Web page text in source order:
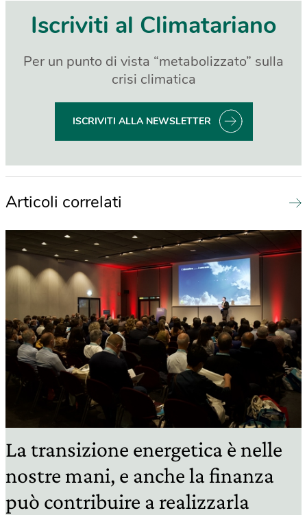
Iscriviti al Climatariano
Per un punto di vista “metabolizzato” sulla
crisi climatica
ISCRIVITI ALLA NEWSLETTER
Articoli correlati
La transizione energetica è nelle
nostre mani, e anche la finanza
può contribuire a realizzarla